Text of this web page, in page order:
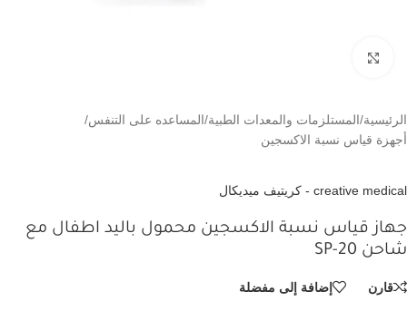
الرئيسية/المستلزمات والمعدات الطبية/المساعده على التنفس/
أجهزة قياس نسبة الاكسجين
creative medical - كريتيف ميديكال
جهاز قياس نسبة الاكسجين محمول باليد اطفال مع
شاحن SP-20
قارن إضافة إلى مفضلة